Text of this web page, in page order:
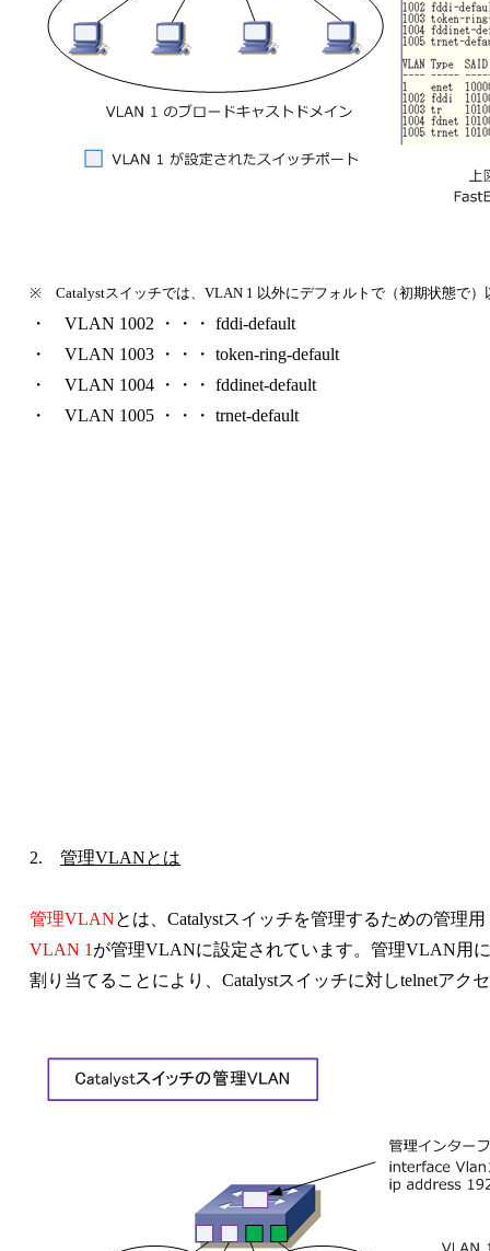
※ Catalystスイッチでは、VLAN 1 以外にデフォルトで（初期状態で）
・ VLAN 1002 ・・・ fddi-default
・ VLAN 1003 ・・・ token-ring-default
・ VLAN 1004 ・・・ fddinet-default
・ VLAN 1005 ・・・ trnet-default
2. 管理VLANとは
管理VLANとは、Catalystスイッチを管理するための管理
VLAN 1が管理VLANに設定されています。管理VLAN用
割り当てることにより、Catalystスイッチに対しtelnetアク